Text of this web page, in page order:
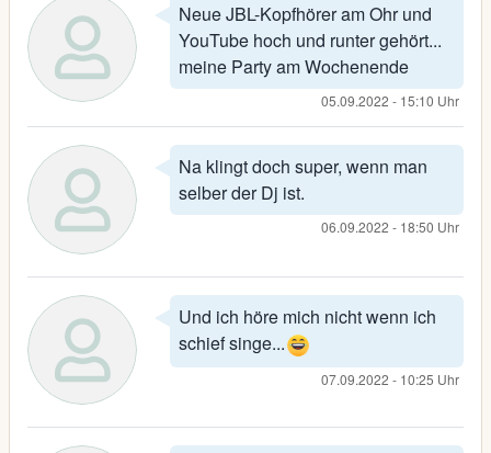
Neue JBL-Kopfhörer am Ohr und
YouTube hoch und runter gehört...
meine Party am Wochenende
05.09.2022 - 15:10 Uhr
Na klingt doch super, wenn man
selber der Dj ist.
06.09.2022 - 18:50 Uhr
Und ich höre mich nicht wenn ich
schief singe...
07.09.2022 - 10:25 Uhr